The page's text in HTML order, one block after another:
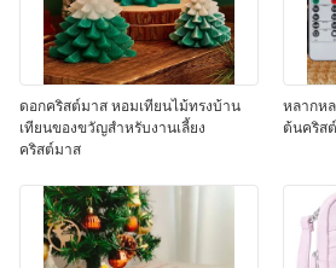
ดอกคริสต์มาส หอมเทียนไม้ทรงบ้าน
เทียนของขวัญสําหรับงานเลี้ยง
คริสต์มาส
หลากห
ต้นคริส